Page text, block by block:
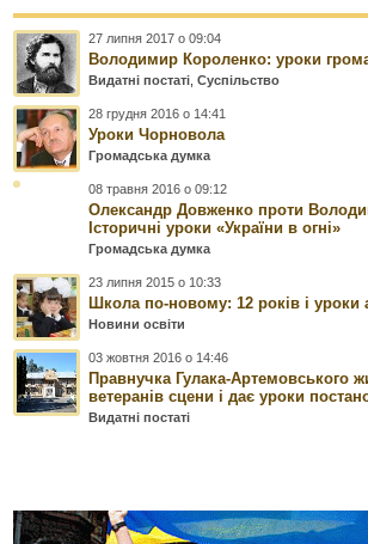
27 липня 2017 о 09:04
Володимир Короленко: уроки
Видатні постаті ,Суспільство
28 грудня 2016 о 14:41
Уроки Чорновола
Громадська думка
08 травня 2016 о 09:12
Олександр Довженко проти
Історичні уроки «України в огні»
Громадська думка
23 липня 2015 о 10:33
Школа по-новому: 12 років і уроки
Новини освіти
03 жовтня 2016 о 14:46
Правнучка Гулака-Артемовського
ветеранів сцени і дає уроки
Видатні постаті